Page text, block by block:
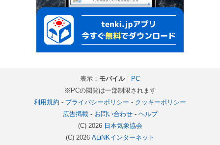
表示： モバイル｜
PC
※PCの閲覧は一部制限されます
利用規約 - プライバシーポリシー - クッキーポリシー
広告掲載- お問い合わせ- ヘルプ
(C) 2026 日本気象協会
(C) 2026 ALiNKインターネット